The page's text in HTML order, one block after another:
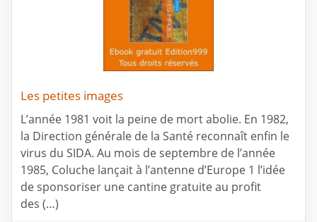
Les petites images
L’année 1981 voit la peine de mort abolie. En 1982,
la Direction générale de la Santé reconnaît enfin le
virus du SIDA. Au mois de septembre de l’année
1985, Coluche lançait à l’antenne d’Europe 1 l’idée
de sponsoriser une cantine gratuite au profit
des (…)